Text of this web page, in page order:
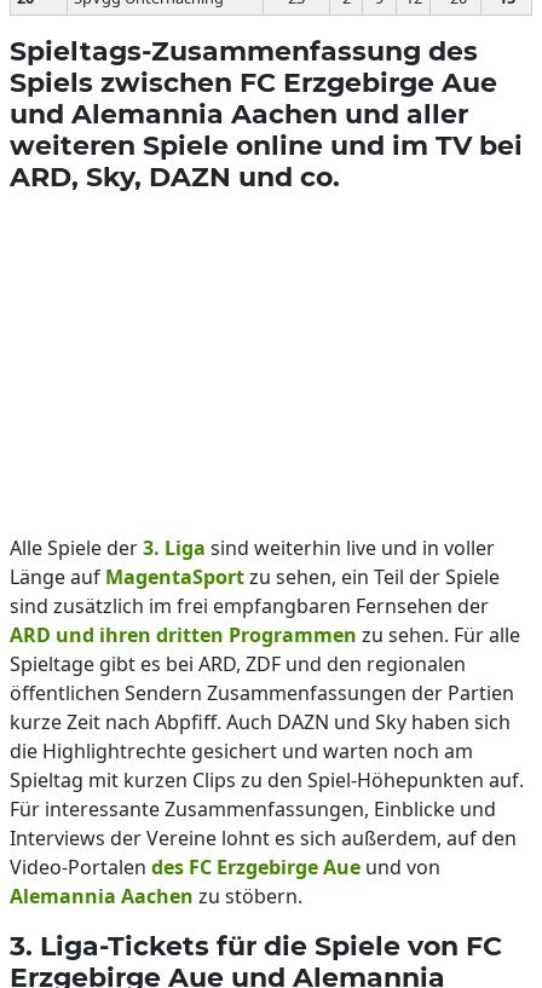
Spieltags-Zusammenfassung des
Spiels zwischen FC Erzgebirge Aue
und Alemannia Aachen und aller
weiteren Spiele online und im TV bei
ARD, Sky, DAZN und co.
Alle Spiele der3. Liga sind weiterhin live und in voller
Länge auf MagentaSportzu sehen, ein Teil der Spiele
sind zusätzlich im frei empfangbaren Fernsehen der
ARD und ihren dritten Programmen zu sehen. Für alle
Spieltage gibt es bei ARD, ZDF und den regionalen
öffentlichen Sendern Zusammenfassungen der Partien
kurze Zeit nach Abpfiff. Auch DAZN und Sky haben sich
die Highlightrechte gesichert und warten noch am
Spieltag mit kurzen Clips zu den Spiel-Höhepunkten auf.
Für interessante Zusammenfassungen, Einblicke und
Interviews der Vereine lohnt es sich außerdem, auf den
Video-Portalen des FC Erzgebirge Aue und von
Alemannia Aachen zu stöbern.
3. Liga-Tickets für die Spiele von FC
Erzgebirge Aue und Alemannia